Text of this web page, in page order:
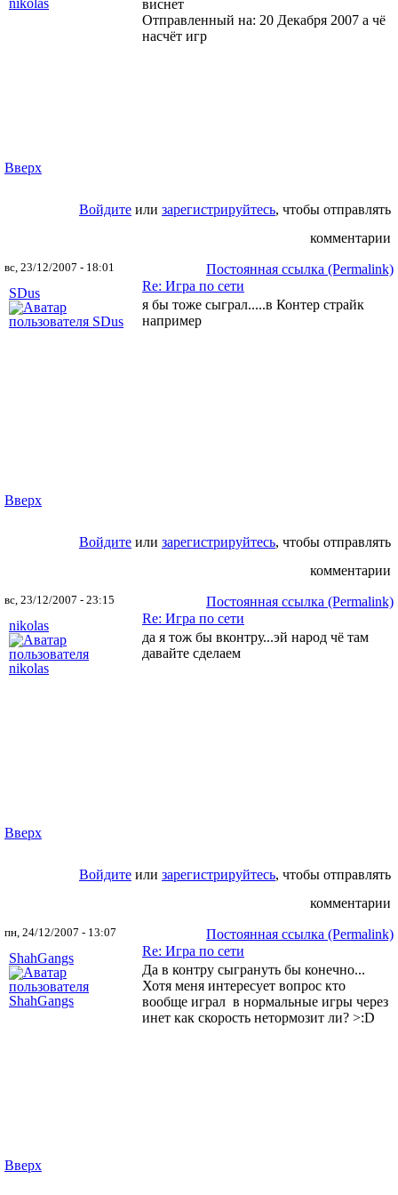
виснет
Отправленный на: 20 Декабря 2007 а чё
насчёт игр
Вверх
Войдите или зарегистрируйтесь, чтобы отправлять
комментарии
вс, 23/12/2007 - 18:01
Постоянная ссылка (Permalink)
SDus
Re: Игра по сети
я бы тоже сыграл.....в Контер страйк
например
Вверх
Войдите или зарегистрируйтесь, чтобы отправлять
комментарии
вс, 23/12/2007 - 23:15
Постоянная ссылка (Permalink)
nikolas
Re: Игра по сети
да я тож бы вконтру...эй народ чё там
давайте сделаем
Вверх
Войдите или зарегистрируйтесь, чтобы отправлять
комментарии
пн, 24/12/2007 - 13:07
Постоянная ссылка (Permalink)
ShahGangs
Re: Игра по сети
Да в контру сыгрануть бы конечно...
Хотя меня интересует вопрос кто
вообще играл в нормальные игры через
инет как скорость нетормозит ли? >:D
Вверх